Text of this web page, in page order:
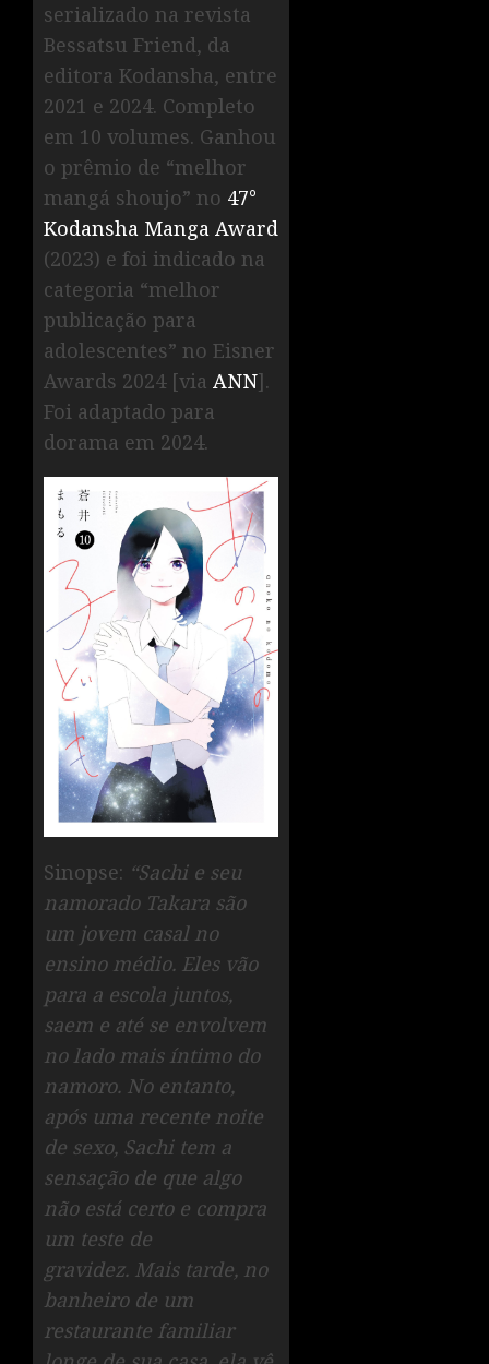
serializado na revista
Bessatsu Friend, da
editora Kodansha, entre
2021 e 2024. Completo
em 10 volumes. Ganhou
o prêmio de “melhor
mangá shoujo” no 47°
Kodansha Manga Award
(2023) e foi indicado na
categoria “melhor
publicação para
adolescentes” no Eisner
Awards 2024 [via ANN].
Foi adaptado para
dorama em 2024.
Sinopse: “Sachi e seu
namorado Takara são
um jovem casal no
ensino médio. Eles vão
para a escola juntos,
saem e até se envolvem
no lado mais íntimo do
namoro. No entanto,
após uma recente noite
de sexo, Sachi tem a
sensação de que algo
não está certo e compra
um teste de
gravidez. Mais tarde, no
banheiro de um
restaurante familiar